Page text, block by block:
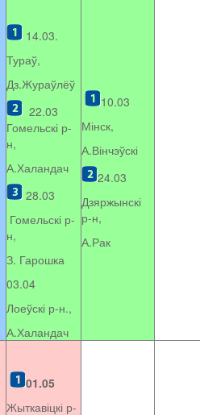
14.03.
Тураў,
Дз.Жураўлёў
22.03
Гомельскі р-
н,
А.Халандач
28.03
Гомельскі р-
н,
З. Гарошка
03.04
Лоеўскі р-н.,
А.Халандач
10.03
Мінск,
А.Вінчэўскі
24.03
Дзяржынскі
р-н,
А.Рак
01.05
Жыткавіцкі р-